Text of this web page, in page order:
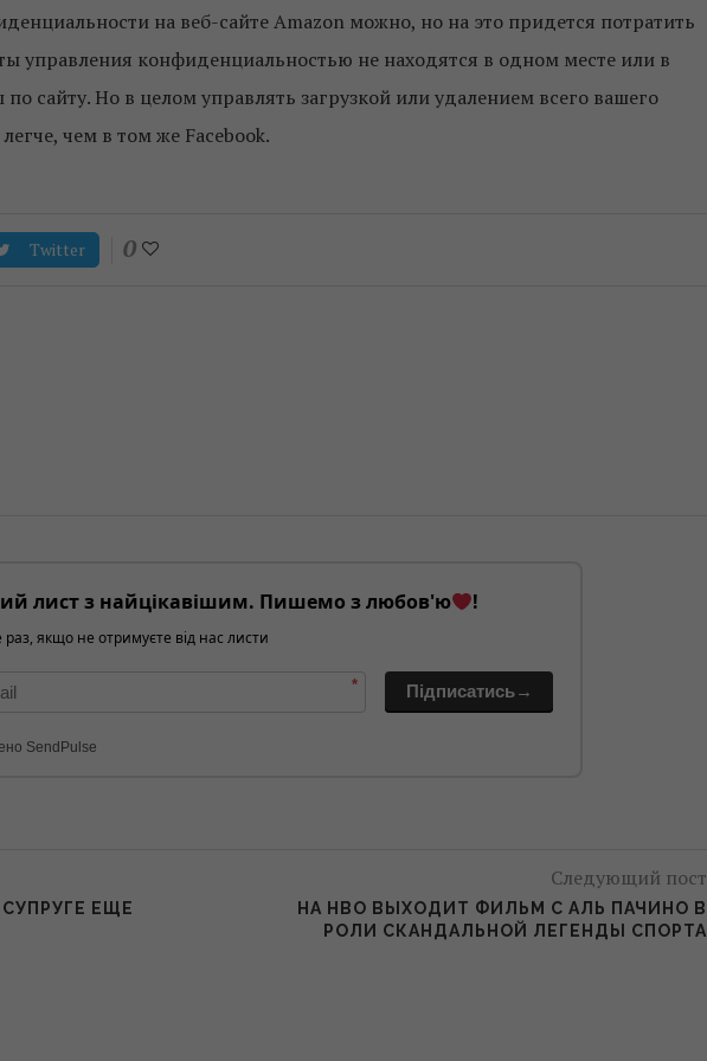
на веб-сайте Amazon можно, но на это придется потратить
управления конфиденциальностью не находятся в одном месте или в
сайту. Но в целом управлять загрузкой или удалением всего вашего
чем в том же Facebook.
Twitter 0
лист з найцікавішим. Пишемо з любов'ю !
якщо не отримуєте від нас листи
* Підписатись→
SendPulse
ЕЩЕ
Следующий пост
НА HBO ВЫХОДИТ ФИЛЬМ С АЛЬ ПАЧИНО В
РОЛИ СКАНДАЛЬНОЙ ЛЕГЕНДЫ СПОРТА